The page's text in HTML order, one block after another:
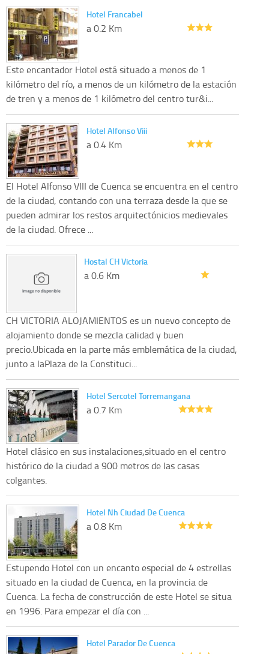
Hotel Francabel
a 0.2 Km
Este encantador Hotel está situado a menos de 1
kilómetro del río, a menos de un kilómetro de la estación
de tren y a menos de 1 kilómetro del centro tur&i...
Hotel Alfonso Viii
a 0.4 Km
El Hotel Alfonso VIII de Cuenca se encuentra en el centro
de la ciudad, contando con una terraza desde la que se
pueden admirar los restos arquitectónicios medievales
de la ciudad. Ofrece ...
Hostal CH Victoria
a 0.6 Km
CH VICTORIA ALOJAMIENTOS es un nuevo concepto de
alojamiento donde se mezcla calidad y buen
precio.Ubicada en la parte más emblemática de la ciudad,
junto a laPlaza de la Constituci...
Hotel Sercotel Torremangana
a 0.7 Km
Hotel clásico en sus instalaciones,situado en el centro
histórico de la ciudad a 900 metros de las casas
colgantes.
Hotel Nh Ciudad De Cuenca
a 0.8 Km
Estupendo Hotel con un encanto especial de 4 estrellas
situado en la ciudad de Cuenca, en la provincia de
Cuenca. La fecha de construcción de este Hotel se situa
en 1996. Para empezar el día con ...
Hotel Parador De Cuenca